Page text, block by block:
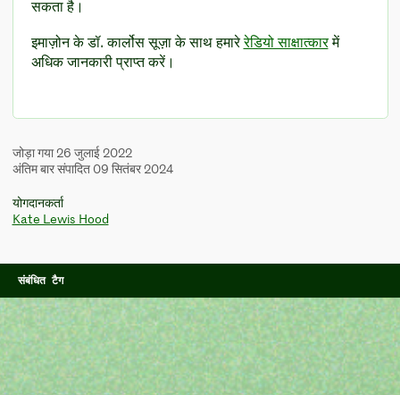
सकता है।
इमाज़ोन के डॉ. कार्लोस सूज़ा के साथ हमारेरेडियो साक्षात्कारमें
अधिक जानकारी प्राप्त करें।
जोड़ा गया 26 जुलाई 2022
अंतिम बार संपादित 09 सितंबर 2024
योगदानकर्ता
Kate Lewis Hood
संबंधित टैग